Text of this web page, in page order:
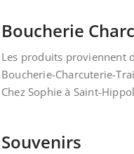
Boucherie
Les produits proviennent
Boucherie-Charcuterie-
Chez Sophie à Saint-
Souvenirs